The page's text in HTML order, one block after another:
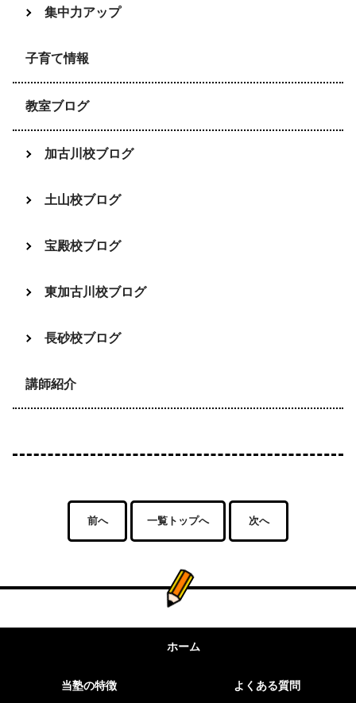
集中力アップ
子育て情報
教室ブログ
加古川校ブログ
土山校ブログ
宝殿校ブログ
東加古川校ブログ
長砂校ブログ
講師紹介
前へ 一覧トップへ 次へ
ホーム
当塾の特徴 よくある質問